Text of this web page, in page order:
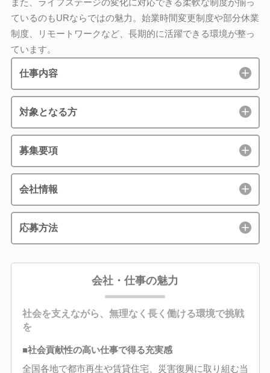
ているのもURならではの魅力。始業時間変更制度や部分休業
制度、リモートワークなど、長期的に活躍できる環境が整っ
ています。
仕事内容
対象となる方
募集要項
会社情報
応募方法
会社・仕事の魅力
社会を支えながら、無理なく長く働ける環境で挑戦
を
■社会貢献性の高い仕事で得る充実感
全国各地で都市再生や賃貸住宅、災害復興に取り組む当